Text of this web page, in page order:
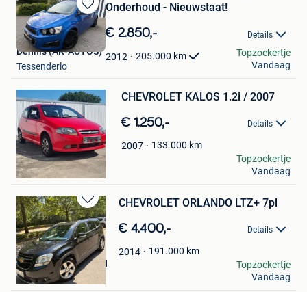
Bewaren
in
Mijn
Favorieten
Onderhoud - Nieuwstaat!
€ 2.850,- Details
2012 205.000 km
Dennis (AR-AUTOS)
Tessenderlo
Topzoekertje
Vandaag
in
Mijn
Favorieten
CHEVROLET KALOS 1.2i / 2007
€ 1.250,- Details
2007 133.000 km
GVBMOTORS
Kruibeke
Topzoekertje
Vandaag
Bewaren
in
Mijn
Favorieten
CHEVROLET ORLANDO LTZ+ 7pl
€ 4.400,- Details
2014 191.000 km
RAZMIK GRIGORYAN
Roeselare
Topzoekertje
Vandaag